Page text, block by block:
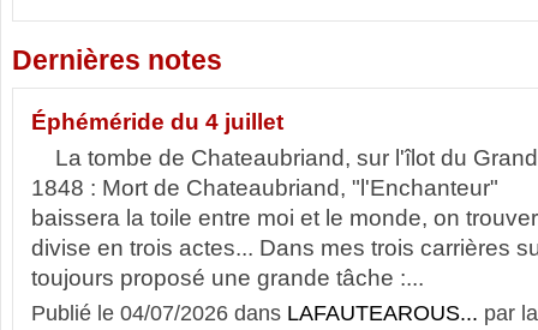
Dernières notes
Éphéméride du 4 juillet
La tombe de Chateaubriand, sur l'îlot du
1848 : Mort de Chateaubriand, "l'Enchanteur"
baissera la toile entre moi et le monde, on
divise en trois actes... Dans mes trois carrières
toujours proposé une grande tâche :...
Publié le 04/07/2026 dans LAFAUTEAROUS... par